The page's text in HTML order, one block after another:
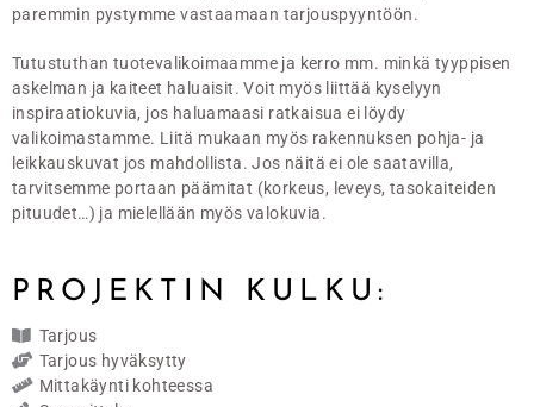
paremmin pystymme vastaamaan tarjouspyyntöön.
Tutustuthan tuotevalikoimaamme ja kerro mm. minkä tyyppisen
askelman ja kaiteet haluaisit. Voit myös liittää kyselyyn
inspiraatiokuvia, jos haluamaasi ratkaisua ei löydy
valikoimastamme. Liitä mukaan myös rakennuksen pohja- ja
leikkauskuvat jos mahdollista. Jos näitä ei ole saatavilla,
tarvitsemme portaan päämitat (korkeus, leveys, tasokaiteiden
pituudet…) ja mielellään myös valokuvia.
PROJEKTIN KULKU:
Tarjous
Tarjous hyväksytty
Mittakäynti kohteessa